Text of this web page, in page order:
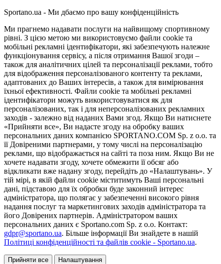
Sportano.ua - Ми дбаємо про вашу конфіденційність
Ми прагнемо надавати послуги на найвищому спортивному
рівні. З цією метою ми використовуємо файли cookie та
мобільні рекламні ідентифікатори, які забезпечують належне
функціонування сервісу, а після отримання Вашої згоди –
також для аналітичних цілей та персоналізації реклами, тобто
для відображення персоналізованого контенту та реклами,
адаптованих до Ваших інтересів, а також для вимірювання
їхньої ефективності. Файли cookie та мобільні рекламні
ідентифікатори можуть використовуватися як для
персоналізованих, так і для неперсоналізованих рекламних
заходів - залежно від наданих Вами згод. Якщо Ви натиснете
«Прийняти все», Ви надасте згоду на обробку ваших
персональних даних компанією SPORTANO.COM Sp. z o.o. та
її Довіреними партнерами, у тому числі на персоналізацію
реклами, що відображається на сайті та поза ним. Якщо Ви не
хочете надавати згоду, хочете обмежити її обсяг або
відкликати вже надану згоду, перейдіть до «Налаштувань». У
тій мірі, в якій файли cookie міститимуть Ваші персональні
дані, підставою для їх обробки буде законний інтерес
адміністратора, що полягає у забезпеченні високого рівня
надання послуг та маркетингових заходів адміністратора та
його Довірених партнерів. Адміністратором ваших
персональних даних є Sportano.com Sp. z o.o. Контакт:
gdpr@sportano.ua. Більше інформації Ви знайдете в нашій
Політиці конфіденційності та файлів cookie - Sportano.ua.
Прийняти все Налаштування